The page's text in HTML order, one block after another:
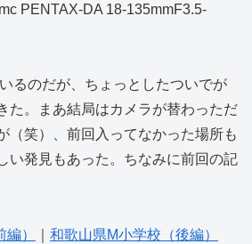
PENTAX-DA 18-135mmF3.5-
るのだが、ちょっとしたついでが
た。まあ結局はカメラが替わっただ
（笑）、前回入ってなかった場所も
い発見もあった。ちなみに前回の記
） 和歌山県M小学校（後編）